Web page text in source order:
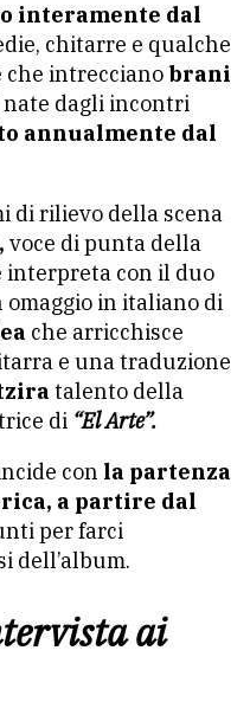
interamente dal
chitarre e qualche
che intrecciano brani
nate dagli incontri
annualmente dal
di rilievo della scena
voce di punta della
interpreta con il duo
omaggio in italiano di
che arricchisce
e una traduzione
talento della
di “El Arte”.
con la partenza
a partire dal
per farci
dell’album.
ai